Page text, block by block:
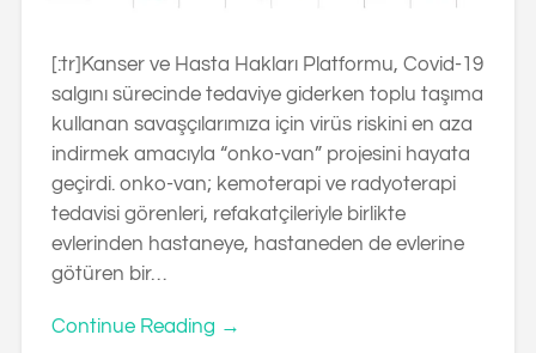
[:tr]Kanser ve Hasta Hakları Platformu, Covid-19
salgını sürecinde tedaviye giderken toplu taşıma
kullanan savaşçılarımıza için virüs riskini en aza
indirmek amacıyla “onko-van” projesini hayata
geçirdi. onko-van; kemoterapi ve radyoterapi
tedavisi görenleri, refakatçileriyle birlikte
evlerinden hastaneye, hastaneden de evlerine
götüren bir…
Continue Reading →